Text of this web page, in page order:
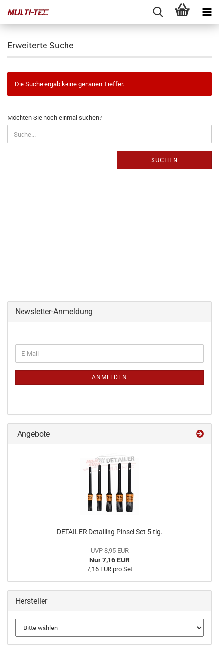
Erweiterte Suche
Die Suche ergab keine genauen Treffer.
MÖCHTEN
SIE
NOCH
EINMAL
Möchten Sie noch einmal suchen?
SUCHEN
Newsletter-Anmeldung
ZUR
E-
Mail
ANMELDEN
Angebote
DETAILER Detailing Pinsel Set 5-tlg.
UVP 8,95 EUR
Nur 7,16 EUR
7,16 EUR pro Set
Hersteller